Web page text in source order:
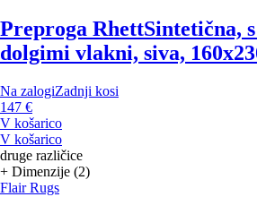
Preproga RhettSintetična,
dolgimi vlakni, siva,
Na zalogiZadnji kosi
147 €
V košarico
V košarico
druge različice
+ Dimenzije (2)
Flair Rugs